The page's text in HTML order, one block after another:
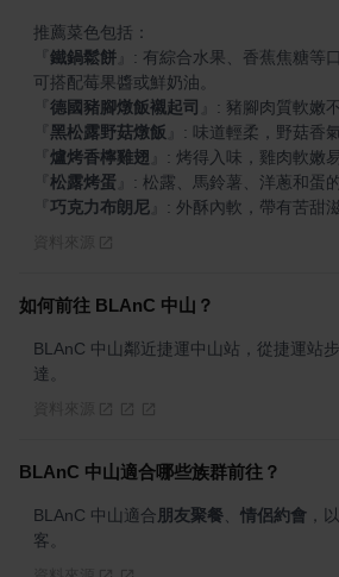
鐵鍋鬆餅
: 有綜合水果、香蕉焦糖等
德國豬腳燉飯襯起司
黑松露野菇燉飯
爐烤香檸雞翅
松露烤蛋
巧克力布朗尼 : 外酥內軟，帶有苦甜
如何前往 BLAnC 中山？
BLAnC 中山鄰近捷運中山站，從捷運站
達。
BLAnC 中山適合哪些族群前往？
BLAnC 中山適合 朋友聚餐 情侶約會 ，
客。